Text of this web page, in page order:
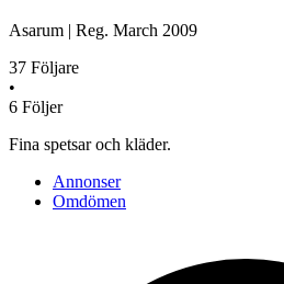
Asarum | Reg. March 2009
37 Följare
•
6 Följer
Fina spetsar och kläder.
Annonser
Omdömen